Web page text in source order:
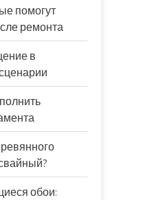
помогут
ремонта
в
обои: